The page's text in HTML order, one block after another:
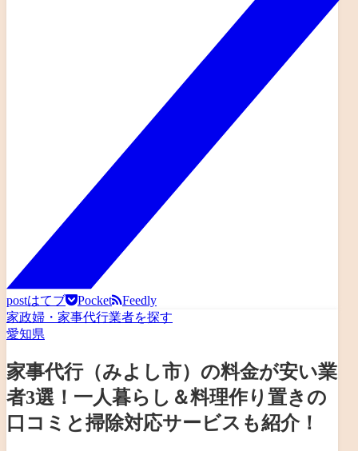
postはてブ Pocket
Feedly
家政婦・家事代行業者を探す
愛知県
家事代行（みよし市）の料金が安い業
者3選！一人暮らし＆料理作り置きの
口コミと掃除対応サービスも紹介！